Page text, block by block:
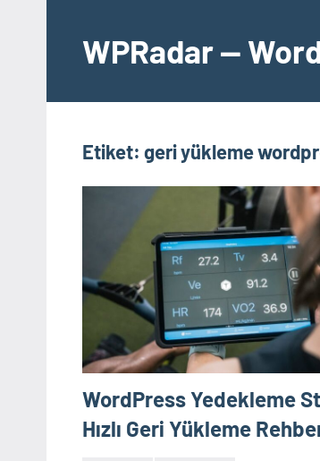
WPRadar —
Etiket: geri yükleme
WordPress Yedekleme
Hızlı Geri Yükleme